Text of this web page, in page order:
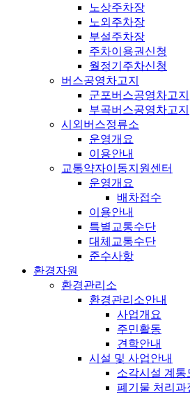
노상주차장
노외주차장
부설주차장
주차이용권신청
월정기주차신청
버스공영차고지
군포버스공영차고지
부곡버스공영차고지
시외버스정류소
운영개요
이용안내
교통약자이동지원센터
운영개요
배차접수
이용안내
특별교통수단
대체교통수단
준수사항
환경자원
환경관리소
환경관리소안내
사업개요
주민활동
견학안내
시설 및 사업안내
소각시설 계통
폐기물 처리과